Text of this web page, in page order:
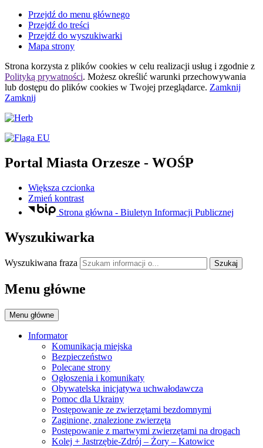
Przejdź do menu głównego
Przejdź do treści
Przejdź do wyszukiwarki
Mapa strony
Strona korzysta z plików cookies w celu realizacji usług i zgodnie z
Polityką prywatności. Możesz określić warunki przechowywania
lub dostępu do plików cookies w Twojej przeglądarce. Zamknij
Zamknij
Portal Miasta Orzesze - WOŚP
Większa czcionka
Zmień kontrast
Strona główna - Biuletyn Informacji Publicznej
Wyszukiwarka
Wyszukiwana fraza Szukaj
Menu główne
Menu główne
Informator
Komunikacja miejska
Bezpieczeństwo
Polecane strony
Ogłoszenia i komunikaty
Obywatelska inicjatywa uchwałodawcza
Pomoc dla Ukrainy
Postępowanie ze zwierzętami bezdomnymi
Zaginione, znalezione zwierzęta
Postępowanie z martwymi zwierzętami na drogach
Kolej + Jastrzębie-Zdrój – Żory – Katowice